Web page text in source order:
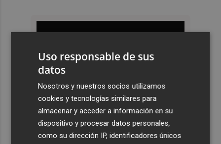
Uso responsable de sus
datos
Nosotros y nuestros socios utilizamos
cookies y tecnologías similares para
almacenar y acceder a información en su
dispositivo y procesar datos personales,
como su dirección IP, identificadores únicos